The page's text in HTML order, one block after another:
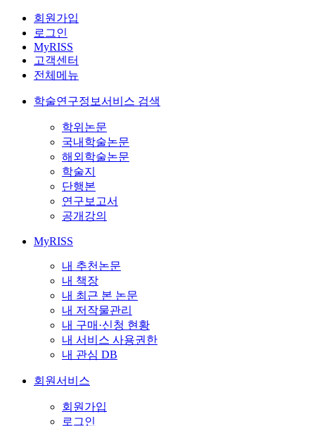
회원가입
로그인
MyRISS
고객센터
전체메뉴
학술연구정보서비스 검색
학위논문
국내학술논문
해외학술논문
학술지
단행본
연구보고서
공개강의
MyRISS
내 추천논문
내 책장
내 최근 본 논문
내 저작물관리
내 구매·신청 현황
내 서비스 사용권한
내 관심 DB
회원서비스
회원가입
로그인